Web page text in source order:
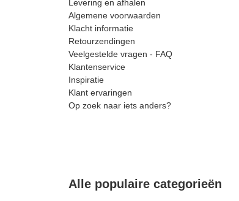
Levering en afhalen
Algemene voorwaarden
Klacht informatie
Retourzendingen
Veelgestelde vragen - FAQ
Klantenservice
Inspiratie
Klant ervaringen
Op zoek naar iets anders?
Alle populaire categorieën